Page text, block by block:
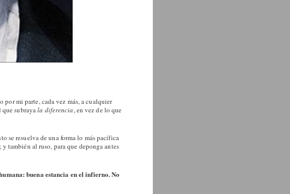
por mi parte, cada vez más, a cualquier
subrayala diferencia, en vez de lo que
se resuelva de una forma lo más pacífica
también al ruso, para que deponga antes
buena estancia en el infierno. No